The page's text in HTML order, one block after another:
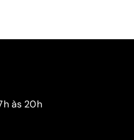
às 20h